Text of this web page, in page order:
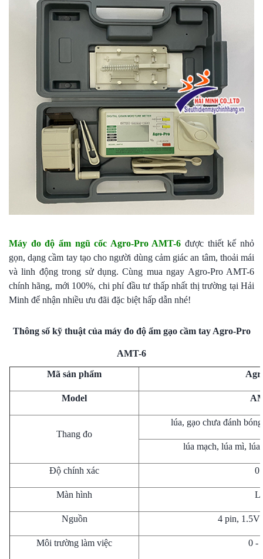
Máy đo độ ẩm ngũ cốc Agro-Pro AMT-6 được thiết kế nhỏ
gọn, dạng cầm tay tạo cho người dùng cảm giác an tâm, thoải mái
và linh động trong sử dụng. Cùng mua ngay Agro-Pro AMT-6
chính hãng, mới 100%, chi phí đầu tư thấp nhất thị trường tại Hải
Minh để nhận nhiều ưu đãi đặc biệt hấp dẫn nhé!
Thông số kỹ thuật của máy đo độ ẩm gạo cầm tay Agro-Pro
AMT-6
Mã sản phẩm
Model
Thang đo
lúa, gạo chưa đánh
lúa mạch, lúa mì, lúa
Độ chính xác
Màn hình
Nguồn 4 pin, 1.5V
Môi trường làm việc 0 -